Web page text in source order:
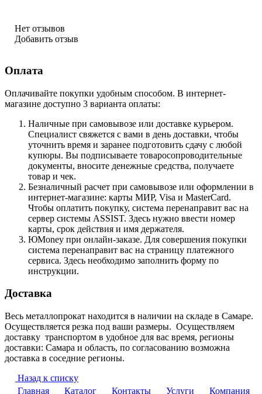
Нет отзывов
Добавить отзыв
Оплата
Оплачивайте покупки удобным способом. В интернет-
магазине доступно 3 варианта оплаты:
Наличные при самовывозе или доставке курьером.
Специалист свяжется с вами в день доставки, чтобы
уточнить время и заранее подготовить сдачу с любой
купюры. Вы подписываете товаросопроводительные
документы, вносите денежные средства, получаете
товар и чек.
Безналичный расчет при самовывозе или оформлении в
интернет-магазине: карты МИР, Visa и MasterCard.
Чтобы оплатить покупку, система перенаправит вас на
сервер системы ASSIST. Здесь нужно ввести номер
карты, срок действия и имя держателя.
ЮMoney при онлайн-заказе. Для совершения покупки
система перенаправит вас на страницу платежного
сервиса. Здесь необходимо заполнить форму по
инструкции.
Доставка
Весь металлопрокат находится в наличии на складе в Самаре.
Осуществляется резка под ваши размеры. Осуществляем
доставку транспортом в удобное для вас время, регионы
доставки: Самара и область, по согласованию возможна
доставка в соседние регионы.
Назад к списку
Главная
Каталог Контакты Услуги Компания